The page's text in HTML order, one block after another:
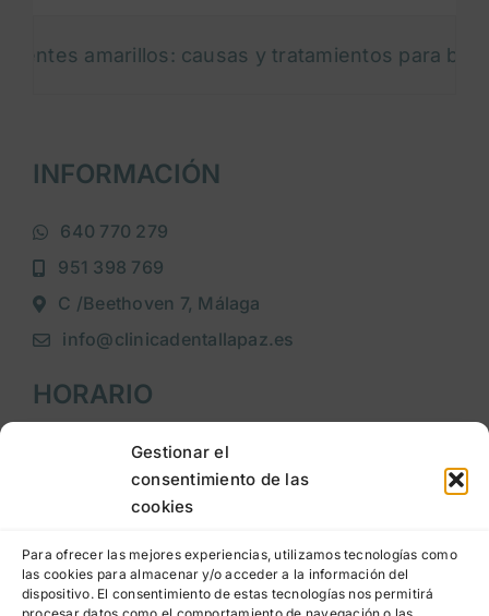
Gestionar el
consentimiento de las
cookies
Para ofrecer las mejores experiencias, utilizamos tecnologías como
las cookies para almacenar y/o acceder a la información del
dispositivo. El consentimiento de estas tecnologías nos permitirá
causas y tratamientos para blanquear tu
INFORMACIÓN
640 770 279
951 398 769
C /Beethoven 7, Málaga
info@clinicadentallapaz.es
HORARIO
Lunes a jueves: 9:00h a 20:00h
Viernes: 9:00h a 15:00h
LEGAL
Aviso legal